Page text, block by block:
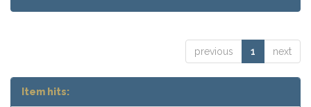
previous 1 next
Item hits: